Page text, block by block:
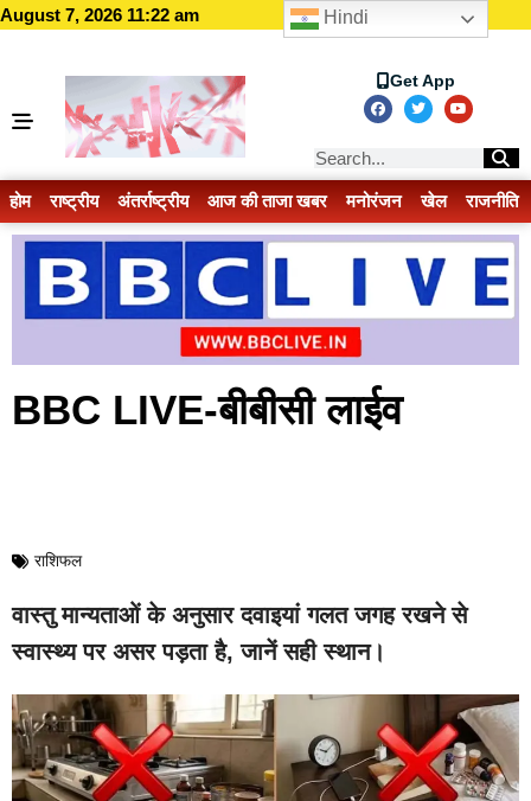
August 7, 2026 11:22 am
Get App
होम राष्ट्रीय अंतर्राष्ट्रीय आज की ताजा खबर मनोरंजन खेल राजनीति
BBC LIVE-बीबीसी लाईव
राशिफल
वास्तु मान्यताओं के अनुसार दवाइयां गलत जगह रखने से
स्वास्थ्य पर असर पड़ता है, जानें सही स्थान।
Hindi